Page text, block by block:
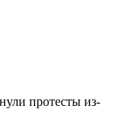
протесты из-